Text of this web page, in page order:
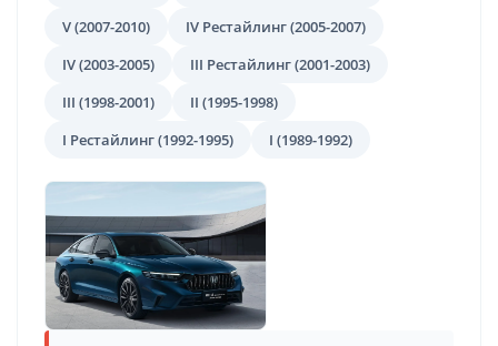
V (2007-2010)
IV Рестайлинг (2005-2007)
IV (2003-2005)
III Рестайлинг (2001-2003)
III (1998-2001)
II (1995-1998)
I Рестайлинг (1992-1995)
I (1989-1992)